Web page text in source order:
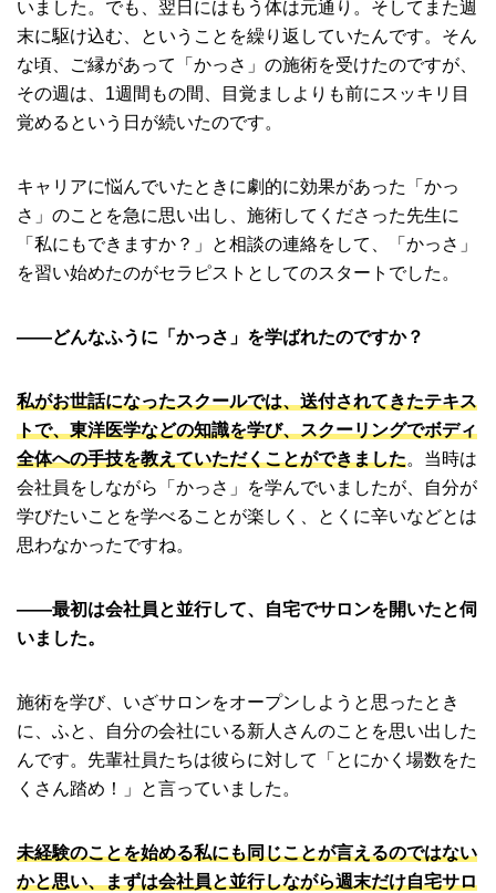
いました。でも、翌日にはもう体は元通り。そしてまた週
末に駆け込む、ということを繰り返していたんです。そん
な頃、ご縁があって「かっさ」の施術を受けたのですが、
その週は、1週間もの間、目覚ましよりも前にスッキリ目
覚めるという日が続いたのです。
キャリアに悩んでいたときに劇的に効果があった「かっ
さ」のことを急に思い出し、施術してくださった先生に
「私にもできますか？」と相談の連絡をして、「かっさ」
を習い始めたのがセラピストとしてのスタートでした。
――どんなふうに「かっさ」を学ばれたのですか？
私がお世話になったスクールでは、送付されてきたテキス
トで、東洋医学などの知識を学び、スクーリングでボディ
全体への手技を教えていただくことができました。当時は
会社員をしながら「かっさ」を学んでいましたが、自分が
学びたいことを学べることが楽しく、とくに辛いなどとは
思わなかったですね。
――最初は会社員と並行して、自宅でサロンを開いたと伺
いました。
施術を学び、いざサロンをオープンしようと思ったとき
に、ふと、自分の会社にいる新人さんのことを思い出した
んです。先輩社員たちは彼らに対して「とにかく場数をた
くさん踏め！」と言っていました。
未経験のことを始める私にも同じことが言えるのではない
かと思い、まずは会社員と並行しながら週末だけ自宅サロ